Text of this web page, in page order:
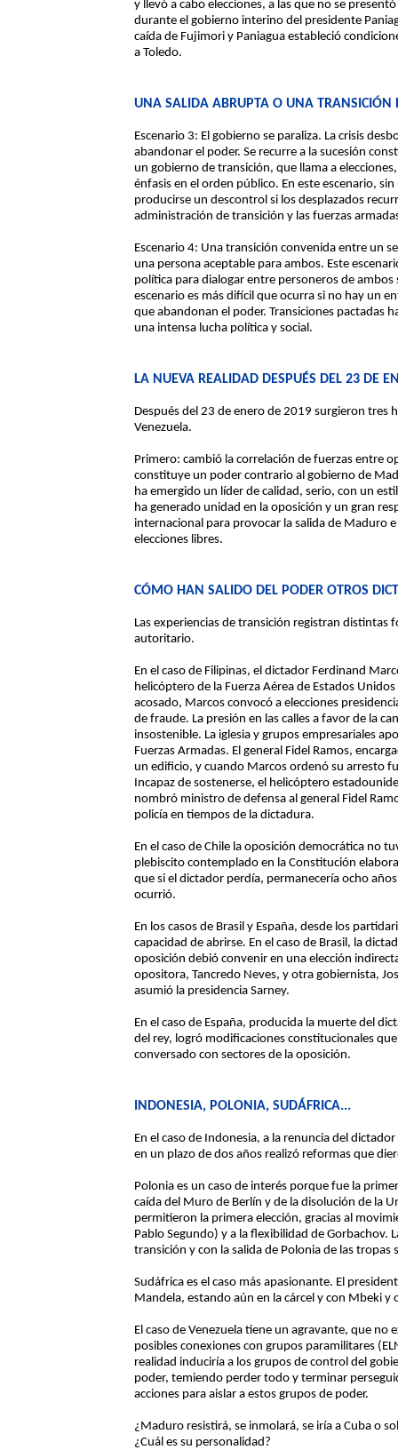
y llevó a cabo elecciones, a las que no se
durante el gobierno interino del presidente
caída de Fujimori y Paniagua estableció
a Toledo.
UNA SALIDA ABRUPTA O UNA TRANSICIÓN
Escenario 3: El gobierno se paraliza. La crisis
abandonar el poder. Se recurre a la sucesión
un gobierno de transición, que llama a
énfasis en el orden público. En este escenario,
producirse un descontrol si los desplazados
administración de transición y las fuerzas
Escenario 4: Una transición convenida entre un
una persona aceptable para ambos. Este
política para dialogar entre personeros de
escenario es más difícil que ocurra si no hay un
que abandonan el poder. Transiciones pactadas
una intensa lucha política y social.
LA NUEVA REALIDAD DESPUÉS DEL 23 DE
Después del 23 de enero de 2019 surgieron tres
Venezuela.
Primero: cambió la correlación de fuerzas entre
constituye un poder contrario al gobierno de
ha emergido un líder de calidad, serio, con un
ha generado unidad en la oposición y un gran
internacional para provocar la salida de Maduro
elecciones libres.
CÓMO HAN SALIDO DEL PODER OTROS
Las experiencias de transición registran distintas
autoritario.
En el caso de Filipinas, el dictador Ferdinand
helicóptero de la Fuerza Aérea de Estados
acosado, Marcos convocó a elecciones
de fraude. La presión en las calles a favor de la
insostenible. La iglesia y grupos empresariales
Fuerzas Armadas. El general Fidel Ramos,
un edificio, y cuando Marcos ordenó su arresto
Incapaz de sostenerse, el helicóptero
nombró ministro de defensa al general Fidel
policía en tiempos de la dictadura.
En el caso de Chile la oposición democrática no
plebiscito contemplado en la Constitución
que si el dictador perdía, permanecería ocho
ocurrió.
En los casos de Brasil y España, desde los
capacidad de abrirse. En el caso de Brasil, la
oposición debió convenir en una elección
opositora, Tancredo Neves, y otra gobiernista,
asumió la presidencia Sarney.
En el caso de España, producida la muerte del
del rey, logró modificaciones constitucionales
conversado con sectores de la oposición.
INDONESIA, POLONIA, SUDÁFRICA...
En el caso de Indonesia, a la renuncia del
en un plazo de dos años realizó reformas que
Polonia es un caso de interés porque fue la
caída del Muro de Berlín y de la disolución de la
permitieron la primera elección, gracias al
Pablo Segundo) y a la flexibilidad de Gorbachov.
transición y con la salida de Polonia de las tropas
Sudáfrica es el caso más apasionante. El
Mandela, estando aún en la cárcel y con Mbeki y
El caso de Venezuela tiene un agravante, que no
posibles conexiones con grupos paramilitares
realidad induciría a los grupos de control del
poder, temiendo perder todo y terminar
acciones para aislar a estos grupos de poder.
¿Maduro resistirá, se inmolará, se iría a Cuba o
¿Cuál es su personalidad?